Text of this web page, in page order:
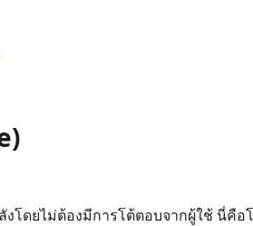
โดยไม่ต้องมีการโต้ตอบจากผู้ใช้ นี่คือ